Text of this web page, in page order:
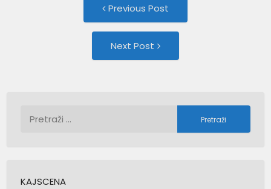
navigation
Previous Post
Next Post
KAJSCENA